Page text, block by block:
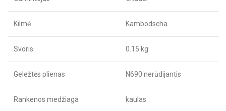
Kilmė Kambodscha
Svoris 0.15 kg
Geležtės plienas N690 nerūdijantis
Rankenos medžiaga kaulas